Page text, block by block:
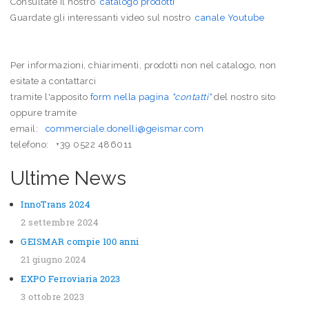
Guardate gli interessanti video sul nostro canale Youtube
Per informazioni, chiarimenti, prodotti non nel catalogo, non
esitate a contattarci
tramite l'apposito form nella pagina "contatti"del nostro sito
oppure tramite
email: commerciale.donelli@geismar.com
telefono: +39 0522 486011
Ultime News
InnoTrans 2024
2 settembre 2024
GEISMAR compie 100 anni
21 giugno 2024
EXPO Ferroviaria 2023
3 ottobre 2023